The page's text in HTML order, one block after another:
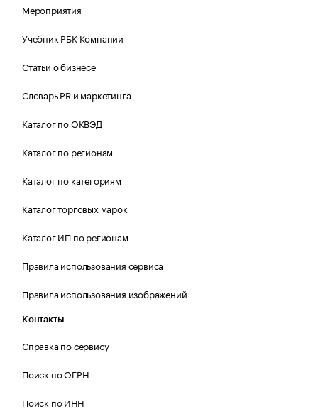
Мероприятия
Учебник РБК Компании
Статьи о бизнесе
Словарь PR и маркетинга
Каталог по ОКВЭД
Каталог по регионам
Каталог по категориям
Каталог торговых марок
Каталог ИП по регионам
Правила использования сервиса
Правила использования изображений
Контакты
Справка по сервису
Поиск по ОГРН
Поиск по ИНН